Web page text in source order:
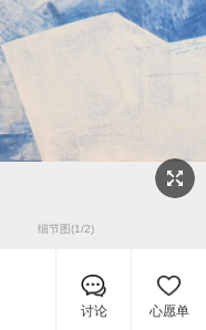
细节图(1/2)
讨论 心愿单